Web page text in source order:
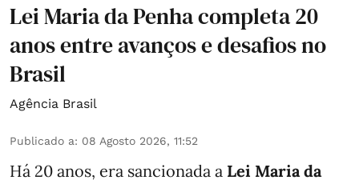
Lei Maria da Penha completa 20
anos entre avanços e desafios no
Brasil
Agência Brasil
Publicado a: 08 Agosto 2026, 11:52
Há 20 anos, era sancionada a Lei Maria da